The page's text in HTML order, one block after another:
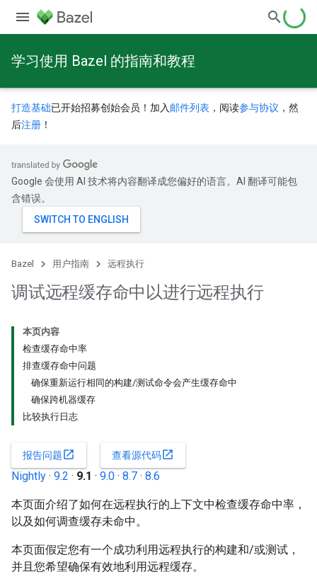
学习使用 Bazel 的指南和教程
打造基础已开始招募创始会员！加入 邮件列表 ，阅读参与协议 ，然
后注册 ！
Google 会使用 AI 技术将内容翻译成您偏好的语言。AI 翻译可能包
含错误。
Bazel 用户指南 远程执行
调试远程缓存命中以进行远程执行
本页内容
检查缓存命中率
排查缓存命中问题
确保重新运行相同的构建/测试命令会产生缓存命中
确保跨机器缓存
比较执行日志
报告问题open_in_new 查看源代码open_in_new
Nightly · 9.2 · 9.1 · 9.0 · 8.7 · 8.6
本页面介绍了如何在远程执行的上下文中检查缓存命中率，
以及如何调查缓存未命中。
本页面假定您有一个成功利用远程执行的构建和/或测试，
并且您希望确保有效地利用远程缓存。